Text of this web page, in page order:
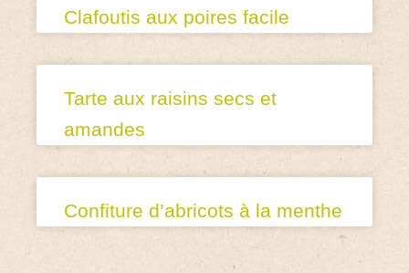
Clafoutis aux poires facile
Tarte aux raisins secs et
amandes
Confiture d’abricots à la menthe